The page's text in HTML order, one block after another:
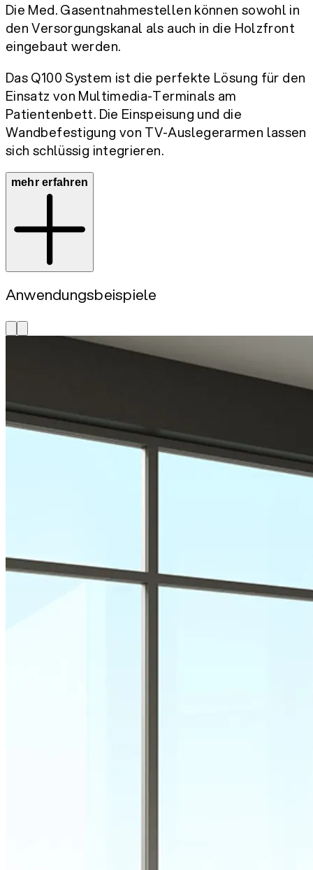
Die Med. Gasentnahmestellen können sowohl in
den Versorgungskanal als auch in die Holzfront
eingebaut werden.
Das Q100 System ist die perfekte Lösung für den
Einsatz von Multimedia-Terminals am
Patientenbett. Die Einspeisung und die
Wandbefestigung von TV-Auslegerarmen lassen
sich schlüssig integrieren.
mehr erfahren
Anwendungsbeispiele